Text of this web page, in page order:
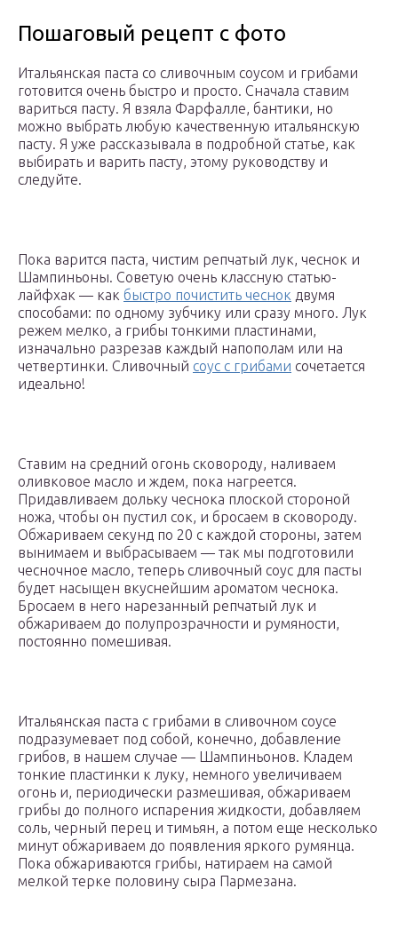
Пошаговый рецепт с фото
Итальянская паста со сливочным соусом и грибами
готовится очень быстро и просто. Сначала ставим
вариться пасту. Я взяла Фарфалле, бантики, но
можно выбрать любую качественную итальянскую
пасту. Я уже рассказывала в подробной статье, как
выбирать и варить пасту, этому руководству и
следуйте.
Пока варится паста, чистим репчатый лук, чеснок и
Шампиньоны. Советую очень классную статью-
лайфхак — как быстро почистить чеснок двумя
способами: по одному зубчику или сразу много. Лук
режем мелко, а грибы тонкими пластинами,
изначально разрезав каждый напополам или на
четвертинки. Сливочный соус с грибами сочетается
идеально!
Ставим на средний огонь сковороду, наливаем
оливковое масло и ждем, пока нагреется.
Придавливаем дольку чеснока плоской стороной
ножа, чтобы он пустил сок, и бросаем в сковороду.
Обжариваем секунд по 20 с каждой стороны, затем
вынимаем и выбрасываем — так мы подготовили
чесночное масло, теперь сливочный соус для пасты
будет насыщен вкуснейшим ароматом чеснока.
Бросаем в него нарезанный репчатый лук и
обжариваем до полупрозрачности и румяности,
постоянно помешивая.
Итальянская паста с грибами в сливочном соусе
подразумевает под собой, конечно, добавление
грибов, в нашем случае — Шампиньонов. Кладем
тонкие пластинки к луку, немного увеличиваем
огонь и, периодически размешивая, обжариваем
грибы до полного испарения жидкости, добавляем
соль, черный перец и тимьян, а потом еще несколько
минут обжариваем до появления яркого румянца.
Пока обжариваются грибы, натираем на самой
мелкой терке половину сыра Пармезана.